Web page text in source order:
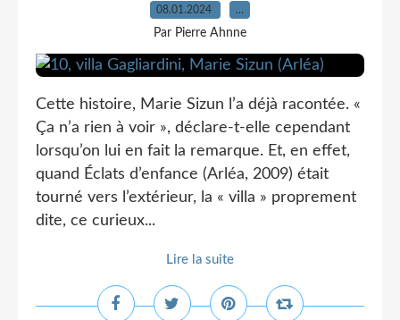
08.01.2024 …
Par Pierre Ahnne
Cette histoire, Marie Sizun l’a déjà racontée. «
Ça n’a rien à voir », déclare-t-elle cependant
lorsqu’on lui en fait la remarque. Et, en effet,
quand Éclats d’enfance (Arléa, 2009) était
tourné vers l’extérieur, la « villa » proprement
dite, ce curieux...
Lire la suite